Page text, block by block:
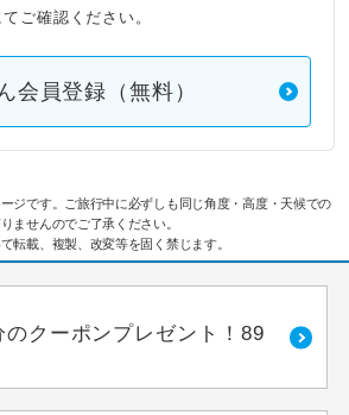
ご確認ください。
会員登録（無料）
ジです。ご旅行中に必ずしも同じ角度・高度・天候での
ませんのでご了承ください。
転載、複製、改変等を固く禁じます。
クーポンプレゼント！89